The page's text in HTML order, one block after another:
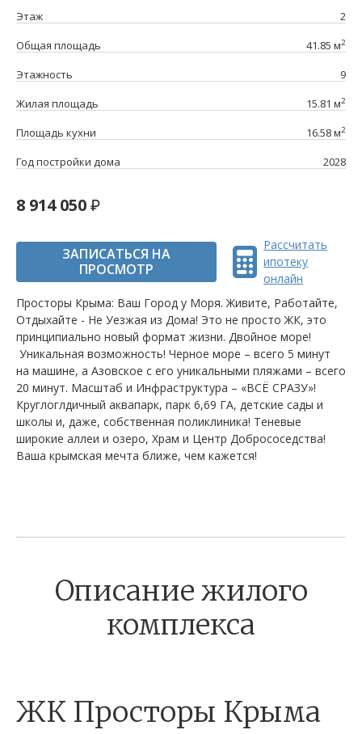
Этаж
2
Общая площадь
41.85 м2
Этажность
9
Жилая площадь
15.81 м2
Площадь кухни 16.58 м2
Год постройки дома 2028
8 914 050
ЗАПИСАТЬСЯ НА
ПРОСМОТР
Рассчитать
ипотеку
онлайн
Просторы Крыма: Ваш Город у Моря. Живите, Работайте,
Отдыхайте - Не Уезжая из Дома! Это не просто ЖК, это
принципиально новый формат жизни. Двойное море!
Уникальная возможность! Черное море – всего 5 минут
на машине, а Азовское с его уникальными пляжами – всего
20 минут. Масштаб и Инфраструктура – «ВСЁ СРАЗУ»!
Круглоглдичный аквапарк, парк 6,69 ГА, детские сады и
школы и, даже, собственная поликлиника! Теневые
широкие аллеи и озеро, Храм и Центр Добрососедства!
Ваша крымская мечта ближе, чем кажется!
Описание жилого
комплекса
ЖК Просторы Крыма